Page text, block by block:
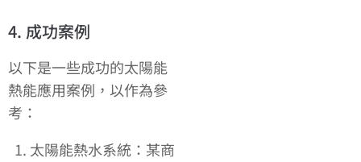
4. 成功案例
以下是一些成功的太陽能
熱能應用案例，以作為參
考：
太陽能熱水系統：某商